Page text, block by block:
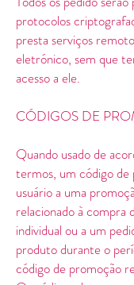
protocolos
presta serviços
eletrónico, sem que
acesso a ele.
CÓDIGOS DE
Quando usado de
termos, um código de
usuário a uma
relacionado à compra
individual ou a um
produto durante o
código de promoção